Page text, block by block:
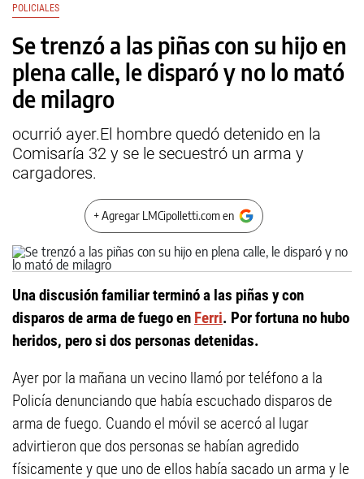
POLICIALES
Se trenzó a las piñas con su hijo en
plena calle, le disparó y no lo mató
de milagro
ocurrió ayer.El hombre quedó detenido en la
Comisaría 32 y se le secuestró un arma y
cargadores.
+ Agregar LMCipolletti.com en
Una discusión familiar terminó a las piñas y con
disparos de arma de fuego en Ferri. Por fortuna no hubo
heridos, pero si dos personas detenidas.
Ayer por la mañana un vecino llamó por teléfono a la
Policía denunciando que había escuchado disparos de
arma de fuego. Cuando el móvil se acercó al lugar
advirtieron que dos personas se habían agredido
físicamente y que uno de ellos había sacado un arma y le